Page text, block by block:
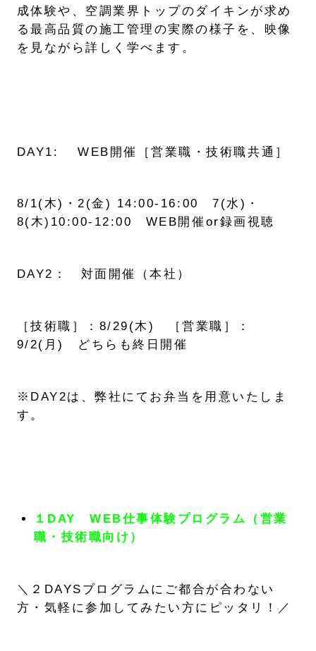
成体験や、空調業界トップのダイキンが求め
る最高品質の施工管理の実際の様子を、映像
を見ながら詳しく学べます。
DAY1: WEB開催［営業職・技術職共通］
8/1(木)・2(金) 14:00-16:00 7(水)・
8(木)10:00-12:00 WEB開催or録画視聴
DAY2： 対面開催（本社）
［技術職］：8/29(木) ［営業職］：
9/2(月) どちらも終日開催
※DAY2は、弊社にてお弁当を用意いたしま
す。
１DAY WEB仕事体験プログラム（営業
職・技術職向け）
＼２DAYSプログラムにご都合が合わない
方・気軽に参加してみたい方にピッタリ！／